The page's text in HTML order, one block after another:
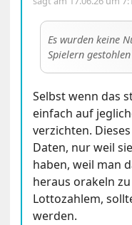
Es wurden keine
Spielern gestohlen
Selbst wenn das
einfach auf
verzichten.
Daten, nur weil
haben, weil man
heraus orakeln
Lottozahlem,
werden.